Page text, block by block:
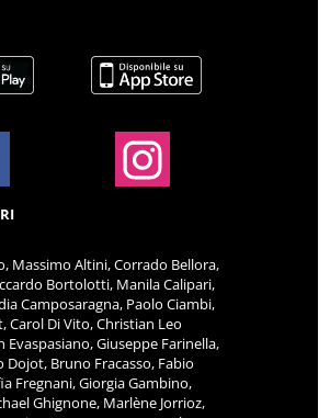
Massimo Altini, Corrado Bellora,
Bortolotti, Manila Calipari,
Camposaragna, Paolo Ciambi,
Carol Di Vito, Christian Leo
Evaspasiano, Giuseppe Farinella,
Dojot, Bruno Fracasso, Fabio
Fregnani, Giorgia Gambino,
Ghignone, Marlène Jorrioz,